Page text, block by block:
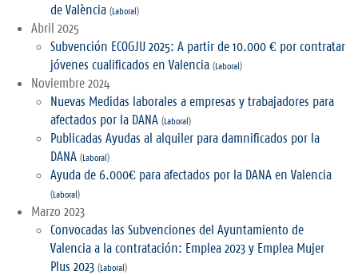
de València (Laboral)
Abril 2025
Subvención ECOGJU 2025: A partir de 10.000 € por contratar
jóvenes cualificados en Valencia (Laboral)
Noviembre 2024
Nuevas Medidas laborales a empresas y trabajadores para
afectados por la DANA (Laboral)
Publicadas Ayudas al alquiler para damnificados por la
DANA (Laboral)
Ayuda de 6.000€ para afectados por la DANA en Valencia
(Laboral)
Marzo 2023
Convocadas las Subvenciones del Ayuntamiento de
Valencia a la contratación: Emplea 2023 y Emplea Mujer
Plus 2023 (Laboral)